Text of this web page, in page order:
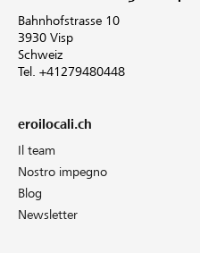
Bahnhofstrasse 10
3930 Visp
Schweiz
Tel. +41279480448
eroilocali.ch
Il team
Nostro impegno
Blog
Newsletter